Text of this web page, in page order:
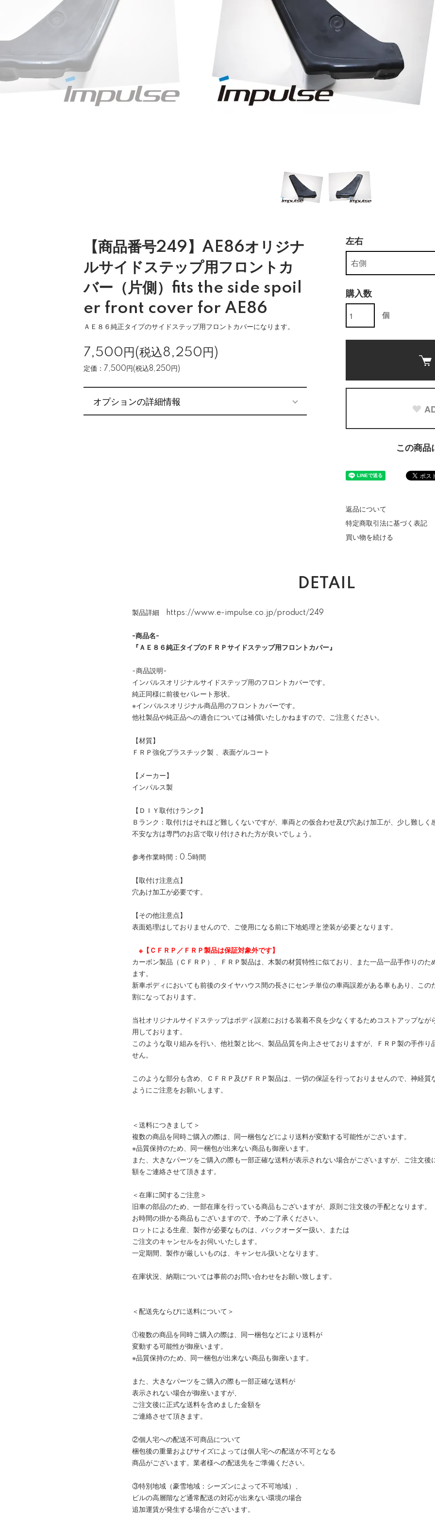
【商品番号249】AE86オリジナ
ルサイドステップ用フロントカ
バー（片側）fits the side spoil
er front cover for AE86
ＡＥ８６純正タイプのサイドステップ用フロントカバーになります。
7,500円(税込8,250円)
定価：7,500円(税込8,250円)
オプションの詳細情報
左右
購入数
個
この商品
返品について
特定商取引法に基づく表記
買い物を続ける
DETAIL
製品詳細 https://www.e-impulse.co.jp/product/249
-商品名-
『ＡＥ８６純正タイプのＦＲＰサイドステップ用フロントカバー』
-商品説明-
インパルスオリジナルサイドステップ用のフロントカバーです。
純正同様に前後セパレート形状。
※インパルスオリジナル商品用のフロントカバーです。
他社製品や純正品への適合については補償いたしかねますので、ご注意ください。
【材質】
ＦＲＰ強化プラスチック製 、表面ゲルコート
【メーカー】
インパルス製
【ＤＩＹ取付けランク】
Ｂランク：取付けはそれほど難しくないですが、車両との仮合わせ及び穴あけ加工が、少し難しく
不安な方は専門のお店で取り付けされた方が良いでしょう。
参考作業時間：0.5時間
【取付け注意点】
穴あけ加工が必要です。
【その他注意点】
表面処理はしておりませんので、ご使用になる前に下地処理と塗装が必要となります。
※【ＣＦＲＰ／ＦＲＰ製品は保証対象外です】
カーボン製品（ＣＦＲＰ）、ＦＲＰ製品は、木製の材質特性に似ており、また一品一品手作りのた
ます。
新車ボディにおいても前後のタイヤハウス間の長さにセンチ単位の車両誤差がある車もあり、この
割になっております。
当社オリジナルサイドステップはボディ誤差における装着不良を少なくするためコストアップなが
用しております。
このような取り組みを行い、他社製と比べ、製品品質を向上させておりますが、ＦＲＰ製の手作り
せん。
このような部分も含め、ＣＦＲＰ及びＦＲＰ製品は、一切の保証を行っておりませんので、神経質
ようにご注意をお願いします。
＜送料につきまして＞
複数の商品を同時ご購入の際は、同一梱包などにより送料が変動する可能性がございます。
※品質保持のため、同一梱包が出来ない商品も御座います。
また、大きなパーツをご購入の際も一部正確な送料が表示されない場合がございますが、ご注文後
額をご連絡させて頂きます。
＜在庫に関するご注意＞
旧車の部品のため、一部在庫を行っている商品もございますが、原則ご注文後の手配となります。
お時間の掛かる商品もございますので、予めご了承ください。
ロットによる生産、製作が必要なものは、バックオーダー扱い、または
ご注文のキャンセルをお伺いいたします。
一定期間、製作が厳しいものは、キャンセル扱いとなります。
在庫状況、納期については事前のお問い合わせをお願い致します。
＜配送先ならびに送料について＞
①複数の商品を同時ご購入の際は、同一梱包などにより送料が
変動する可能性が御座います。
※品質保持のため、同一梱包が出来ない商品も御座います。
また、大きなパーツをご購入の際も一部正確な送料が
表示されない場合が御座いますが、
ご注文後に正式な送料を含めました金額を
ご連絡させて頂きます。
②個人宅への配送不可商品について
梱包後の重量およびサイズによっては個人宅への配送が不可となる
商品がございます。業者様への配送先をご準備ください。
③特別地域（豪雪地域：シーズンによって不可地域）、
ビルの高層階など通常配送の対応が出来ない環境の場合
追加運賃が発生する場合がございます。